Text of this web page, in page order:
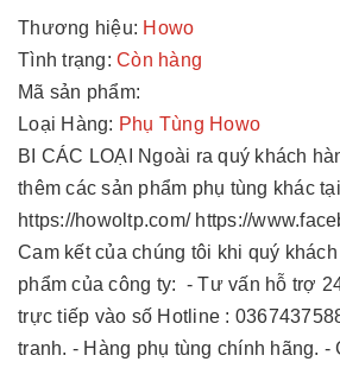
Thương hiệu: Howo
Tình trạng: Còn hàng
Mã sản phẩm:
Loại Hàng: Phụ Tùng Howo
BI CÁC LOẠI Ngoài ra quý khách
thêm các sản phẩm phụ tùng khác
https://howoltp.com/ https://
Cam kết của chúng tôi khi quý
phẩm của công ty: - Tư vấn hỗ trợ
trực tiếp vào số Hotline :
tranh. - Hàng phụ tùng chính hãng. -